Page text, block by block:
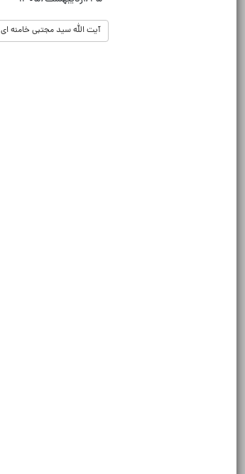
آیت الله سید مجتبی خامنه ای